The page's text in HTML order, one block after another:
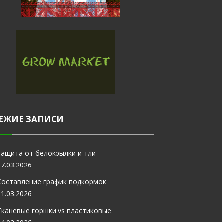
ЗАПИСИ
от белокрылки и тли
график подкормок
горшки vs пластиковые